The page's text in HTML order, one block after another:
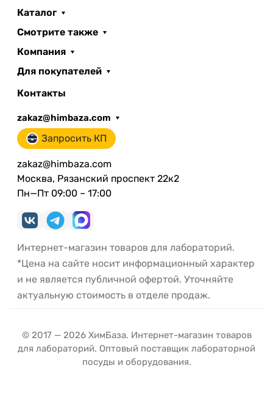
Каталог
Смотрите также
Компания
Для покупателей
Контакты
zakaz@himbaza.com
Запросить КП
zakaz@himbaza.com
Москва, Рязанский проспект 22к2
Пн—Пт 09:00 – 17:00
Интернет-магазин товаров для лабораторий.
*Цена на сайте носит информационный характер
и не является публичной офертой. Уточняйте
актуальную стоимость в отделе продаж.
© 2017 — 2026 ХимБаза. Интернет-магазин товаров
для лабораторий. Оптовый поставщик лабораторной
посуды и оборудования.